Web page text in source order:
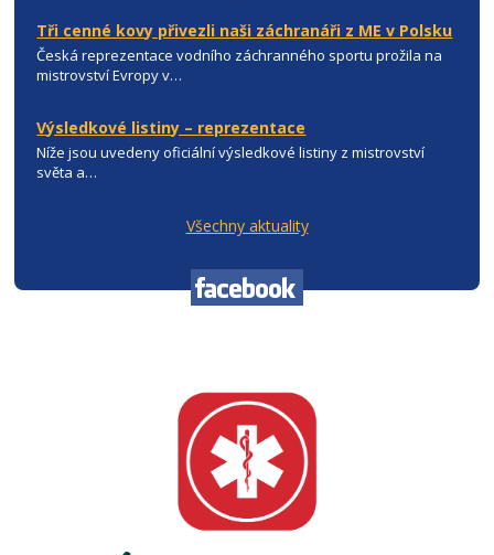
Tři cenné kovy přivezli naši záchranáři z ME v Polsku
Česká reprezentace vodního záchranného sportu prožila na
mistrovství Evropy v…
Výsledkové listiny – reprezentace
Níže jsou uvedeny oficiální výsledkové listiny z mistrovství
světa a…
Všechny aktuality